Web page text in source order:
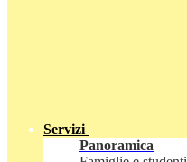
Servizi
Panoramica